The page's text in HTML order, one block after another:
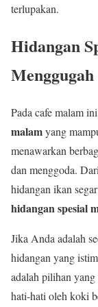
terlupakan.
Hidangan
Pada cafe malam
malamyang
menawarkan
dan menggoda.
hidangan ikan
hidangan spesial
Jika Anda adalah
hidangan yang
adalah pilihan
hati-hati oleh koki